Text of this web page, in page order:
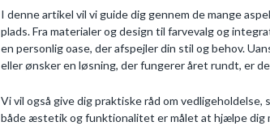
I denne artikel vil vi guide dig gennem de mange
plads. Fra materialer og design til farvevalg og
en personlig oase, der afspejler din stil og behov.
eller ønsker en løsning, der fungerer året rundt, er
Vi vil også give dig praktiske råd om
både æstetik og funktionalitet er målet at hjælpe dig